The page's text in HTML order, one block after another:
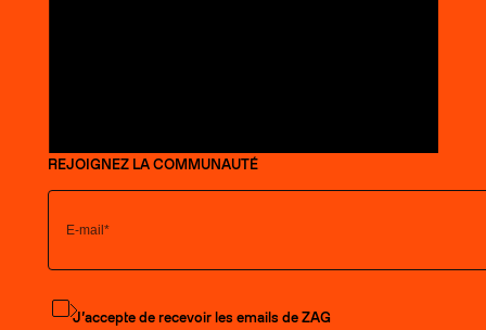
REJOIGNEZ LA COMMUNAUTÉ
S'abonner à la newsletter
J’accepte de recevoir les emails de ZAG